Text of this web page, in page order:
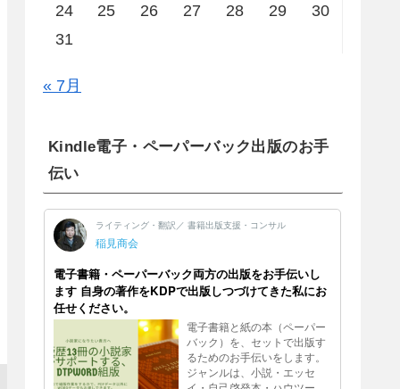
24
25 26 27 28 29
30
31
« 7月
Kindle電子・ペーパーバック出版のお手
伝い